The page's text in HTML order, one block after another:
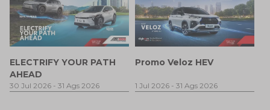
ELECTRIFY YOUR PATH
AHEAD
30 Jul 2026 - 31 Ags 2026
Promo Veloz HEV
1 Jul 2026 - 31 Ags 2026